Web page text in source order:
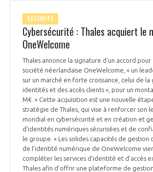
SÉCURITÉ
Cybersécurité : Thales acquiert le
OneWelcome
Thales annonce la signature d'un accord pour
société néerlandaise OneWelcome, « un
sur un marché en forte croissance, celui de la
identités et des accès clients », pour un
M€. « Cette acquisition est une nouvelle
stratégie de Thales, qui vise à renforcer son
mondial en cybersécurité et en création et
d’identités numériques sécurisées et de
le groupe. « Les solides capacités de gestion
de l'identité numérique de OneWelcome
compléter les services d'identité et d'accès
Thales afin d'offrir une plateforme de